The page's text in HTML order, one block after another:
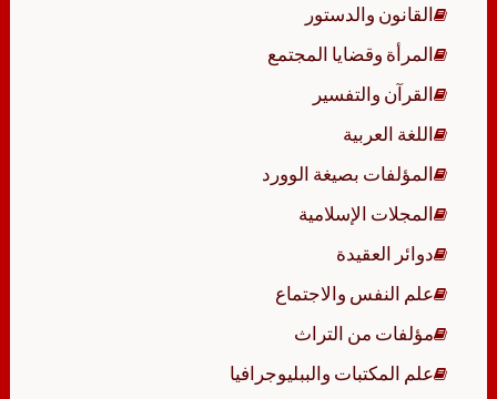
القانون والدستور
المرأة وقضايا المجتمع
القرآن والتفسير
اللغة العربية
المؤلفات بصيغة الوورد
المجلات الإسلامية
دوائر العقيدة
علم النفس والاجتماع
مؤلفات من التراث
علم المكتبات والببليوجرافيا